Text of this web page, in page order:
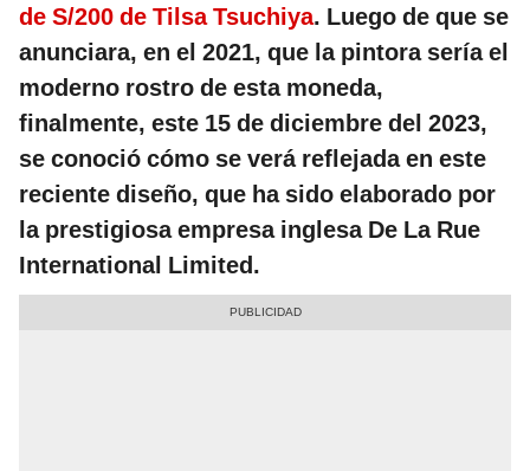
de S/200 de Tilsa Tsuchiya. Luego de que se
anunciara, en el 2021, que la pintora sería el
moderno rostro de esta moneda,
finalmente, este 15 de diciembre del 2023,
se conoció cómo se verá reflejada en este
reciente diseño, que ha sido elaborado por
la prestigiosa empresa inglesa De La Rue
International Limited.